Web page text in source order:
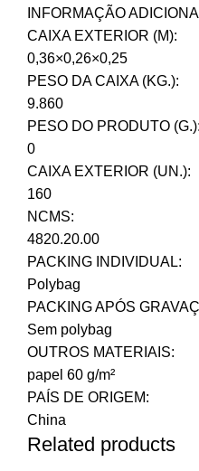
INFORMAÇÃO
CAIXA EXTERIOR (M):
0,36×0,26×0,25
PESO DA CAIXA (KG.):
9.860
PESO DO PRODUTO (G.):
0
CAIXA EXTERIOR (UN.):
160
NCMS:
4820.20.00
PACKING INDIVIDUAL:
Polybag
PACKING APÓS
Sem polybag
OUTROS MATERIAIS:
papel 60 g/m²
PAÍS DE ORIGEM:
China
Related products